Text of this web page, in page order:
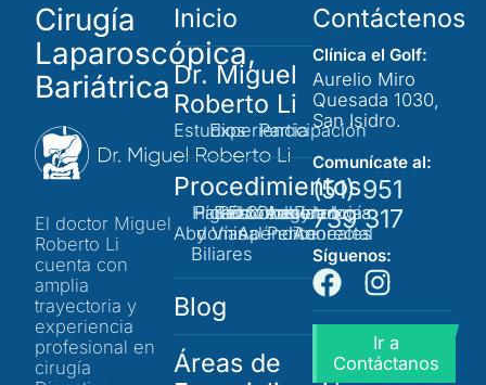
Cirugía
Laparoscópica,
Bariátrica
El doctor Miguel
Roberto Li
cuenta con
amplia
trayectoria y
experiencia
profesional en
cirugía
Inicio
Dr. Miguel
Roberto Li
EstudiosExperienciaParticipación
Procedimientos
Pared
Abdominal
Hígado
y Vías
Biliares
Bazo
Páncreas
Estómago
Colon y
Apéndice
Obesidad
Adherencias
Peritoneales
Patología
Anorectal
Blog
Áreas de
Contáctenos
Clínica el Golf:
Aurelio Miro
Quesada 1030,
San Isidro.
Comunícate al:
(51) 951
739 317
Síguenos:
Ir a
Contáctanos